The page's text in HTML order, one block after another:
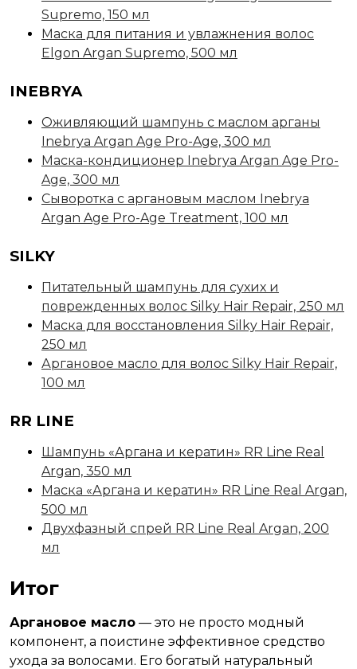
Supremo, 150 мл
Маска для питания и увлажнения волос
Elgon Argan Supremo, 500 мл
INEBRYA
Оживляющий шампунь с маслом арганы
Inebrya Argan Age Pro-Age, 300 мл
Маска-кондиционер Inebrya Argan Age Pro-
Age, 300 мл
Сыворотка с аргановым маслом Inebrya
Argan Age Pro-Age Treatment, 100 мл
SILKY
Питательный шампунь для сухих и
поврежденных волос Silky Hair Repair, 250 мл
Маска для восстановления Silky Hair Repair,
250 мл
Аргановое масло для волос Silky Hair Repair,
100 мл
RR LINE
Шампунь «Аргана и кератин» RR Line Real
Argan, 350 мл
Маска «Аргана и кератин» RR Line Real Argan,
500 мл
Двухфазный спрей RR Line Real Argan, 200
мл
Итог
Аргановое масло — это не просто модный
компонент, а поистине эффективное средство
ухода за волосами. Его богатый натуральный